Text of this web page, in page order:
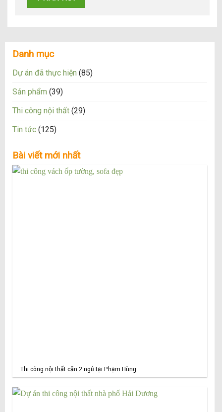
Danh mục
Dự án đã thực hiện (85)
Sản phẩm (39)
Thi công nội thất (29)
Tin tức (125)
Bài viết mới nhất
Thi công nội thất căn 2 ngủ tại Phạm Hùng